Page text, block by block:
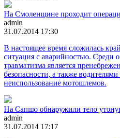
На Смоленщине проходит
admin
31.07.2014 17:30
В настоящее время сложилась
ситуация с аварийностью. Среди
травматизма является
безопасности, а также
неиспользование мотошлемов.
На Сапшо обнаружили тело
admin
31.07.2014 17:17